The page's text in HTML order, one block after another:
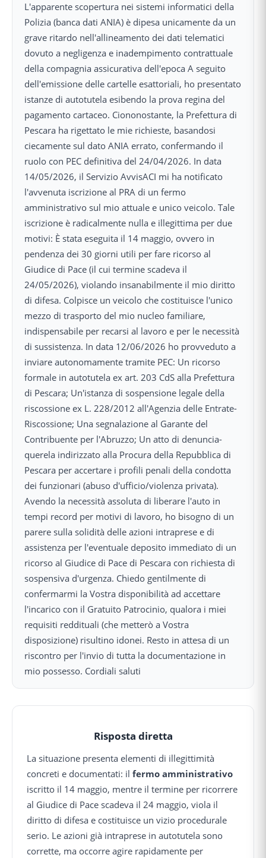
L'apparente scopertura nei sistemi informatici della
Polizia (banca dati ANIA) è dipesa unicamente da un
grave ritardo nell'allineamento dei dati telematici
dovuto a negligenza e inadempimento contrattuale
della compagnia assicurativa dell'epoca A seguito
dell'emissione delle cartelle esattoriali, ho presentato
istanze di autotutela esibendo la prova regina del
pagamento cartaceo. Ciononostante, la Prefettura di
Pescara ha rigettato le mie richieste, basandosi
ciecamente sul dato ANIA errato, confermando il
ruolo con PEC definitiva del 24/04/2026. In data
14/05/2026, il Servizio AvvisACI mi ha notificato
l'avvenuta iscrizione al PRA di un fermo
amministrativo sul mio attuale e unico veicolo. Tale
iscrizione è radicalmente nulla e illegittima per due
motivi: È stata eseguita il 14 maggio, ovvero in
pendenza dei 30 giorni utili per fare ricorso al
Giudice di Pace (il cui termine scadeva il
24/05/2026), violando insanabilmente il mio diritto
di difesa. Colpisce un veicolo che costituisce l'unico
mezzo di trasporto del mio nucleo familiare,
indispensabile per recarsi al lavoro e per le necessità
di sussistenza. In data 12/06/2026 ho provveduto a
inviare autonomamente tramite PEC: Un ricorso
formale in autotutela ex art. 203 CdS alla Prefettura
di Pescara; Un'istanza di sospensione legale della
riscossione ex L. 228/2012 all'Agenzia delle Entrate-
Riscossione; Una segnalazione al Garante del
Contribuente per l'Abruzzo; Un atto di denuncia-
querela indirizzato alla Procura della Repubblica di
Pescara per accertare i profili penali della condotta
dei funzionari (abuso d'ufficio/violenza privata).
Avendo la necessità assoluta di liberare l'auto in
tempi record per motivi di lavoro, ho bisogno di un
parere sulla solidità delle azioni intraprese e di
assistenza per l'eventuale deposito immediato di un
ricorso al Giudice di Pace di Pescara con richiesta di
sospensiva d'urgenza. Chiedo gentilmente di
confermarmi la Vostra disponibilità ad accettare
l'incarico con il Gratuito Patrocinio, qualora i miei
requisiti reddituali (che metterò a Vostra
disposizione) risultino idonei. Resto in attesa di un
riscontro per l'invio di tutta la documentazione in
mio possesso. Cordiali saluti
Risposta diretta
La situazione presenta elementi di illegittimità
concreti e documentati: il fermo amministrativo
iscritto il 14 maggio, mentre il termine per ricorrere
al Giudice di Pace scadeva il 24 maggio, viola il
diritto di difesa e costituisce un vizio procedurale
serio. Le azioni già intraprese in autotutela sono
corrette, ma occorre agire rapidamente per